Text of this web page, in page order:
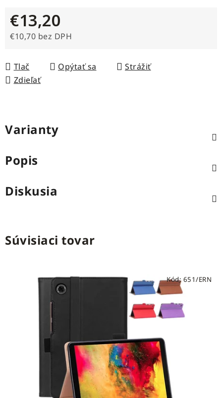
€13,20
€10,70 bez DPH
Tlač
Opýtať sa
Strážiť
Zdieľať
Varianty
Popis
Diskusia
Súvisiaci tovar
Kód:651/ERN